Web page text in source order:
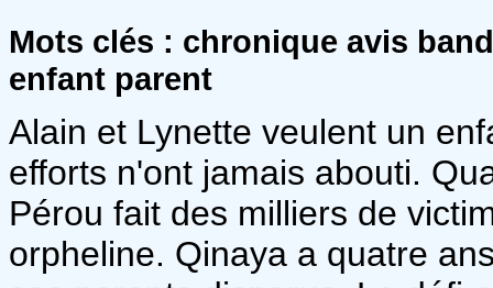
Mots clés : chronique avis
enfant parent
Alain et Lynette veulent un
efforts n'ont jamais abouti.
Pérou fait des milliers de
orpheline. Qinaya a quatre